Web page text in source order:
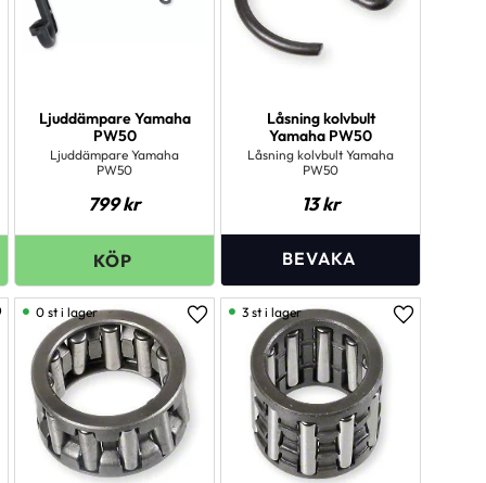
Ljuddämpare Yamaha
PW50
Ljuddämpare Yamaha
PW50
799kr
Låsning kolvbult
Yamaha PW50
Låsning kolvbult Yamaha
PW50
13kr
till i favoriter Lägg till i favoriter
0 st i lager
Lägg till i
3 st i lager